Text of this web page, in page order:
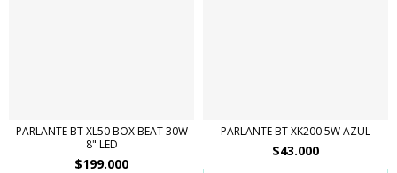
PARLANTE BT XL50 BOX BEAT 30W
8" LED
$199.000
PARLANTE BT XK200 5W AZUL
$43.000